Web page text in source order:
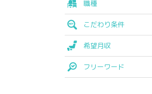
職種
こだわり条件
希望月収
フリーワード